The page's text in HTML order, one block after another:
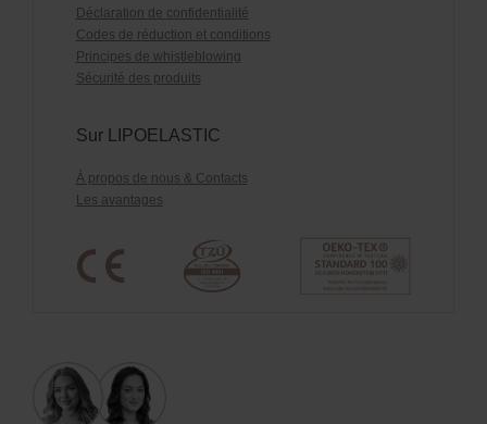
Déclaration de confidentialité
Codes de réduction et conditions
Principes de whistleblowing
Sécurité des produits
Sur LIPOELASTIC
À propos de nous & Contacts
Les avantages